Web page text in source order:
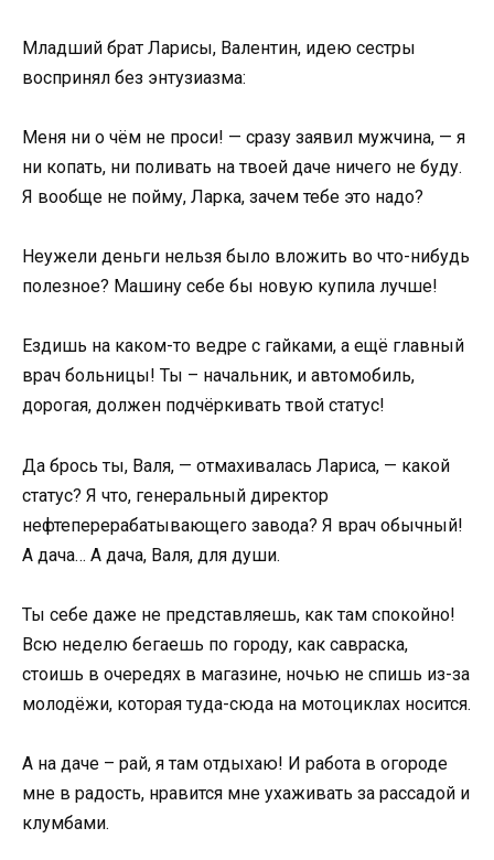
Младший брат Ларисы, Валентин, идею сестры
воспринял без энтузиазма:
Меня ни о чём не проси! — сразу заявил мужчина, — я
ни копать, ни поливать на твоей даче ничего не буду.
Я вообще не пойму, Ларка, зачем тебе это надо?
Неужели деньги нельзя было вложить во что-нибудь
полезное? Машину себе бы новую купила лучше!
Ездишь на каком-то ведре с гайками, а ещё главный
врач больницы! Ты – начальник, и автомобиль,
дорогая, должен подчёркивать твой статус!
Да брось ты, Валя, — отмахивалась Лариса, — какой
статус? Я что, генеральный директор
нефтеперерабатывающего завода? Я врач обычный!
А дача… А дача, Валя, для души.
Ты себе даже не представляешь, как там спокойно!
Всю неделю бегаешь по городу, как савраска,
стоишь в очередях в магазине, ночью не спишь из-за
молодёжи, которая туда-сюда на мотоциклах носится.
А на даче – рай, я там отдыхаю! И работа в огороде
мне в радость, нравится мне ухаживать за рассадой и
клумбами.